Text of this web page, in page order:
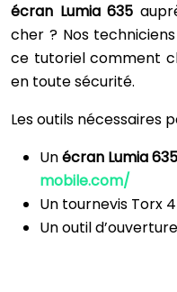
écran Lumia 635
cher ? Nos
ce tutoriel comment
en toute sécurité.
Les outils nécessaires
Unécran Lumia 635
mobile.com/
Un tournevis Torx 4
Un outil